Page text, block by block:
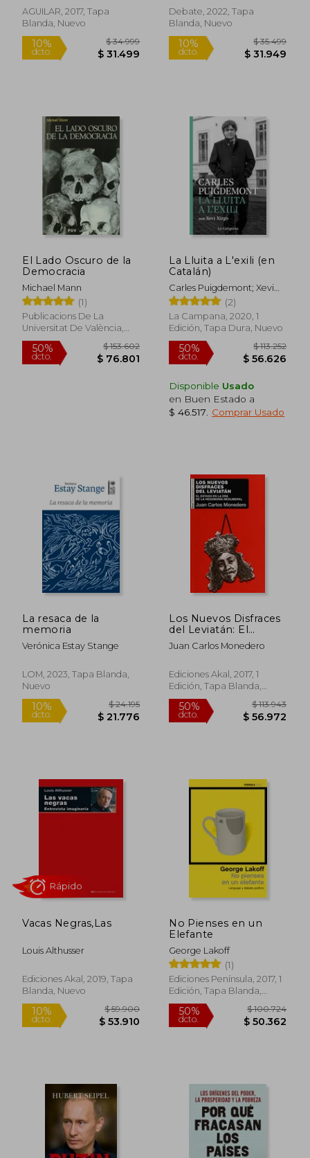
10%
dcto.
50%
dcto.
AGUILAR, 2017, Tapa
Blanda, Nuevo
$ 31.499
Debate, 2022, Tapa
Blanda, Nuevo
10%
dcto.
Rápido
El Lado Oscuro de la
Democracia
Michael Mann
(1)
Publicacions De La
Universitat De València,
2009, 1 Edición, Tapa
Blanda, Nuevo
50% $ 153.602
La Lluita a L'exili (en
Catalán)
Carles Puigdemont; Xevi
Xirgo
(2)
La Campana, 2020, 1
Edición, Tapa Dura, Nuevo
50%
dcto.
Disponible Usado
en Buen Estado a
$ 46.517
Comprar Usado
La resaca de la
memoria
Verónica Estay Stange
LOM, 2023, Tapa Blanda,
Nuevo
Los Nuevos Disfraces
del Leviatán: El
Estado en la era de la
Hegemonía
Juan Carlos Monedero
Ediciones Akal, 2017, 1
Edición, Tapa Blanda,
Nuevo
Vacas Negras,Las
Louis Althusser
Ediciones Akal, 2019, Tapa
Blanda, Nuevo
No Pienses en un
Elefante
George Lakoff
(1)
Ediciones Península, 2017, 1
Edición, Tapa Blanda,
Nuevo